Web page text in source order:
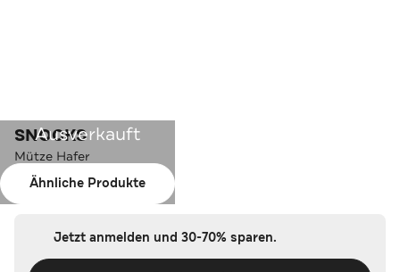
Ausverkauft
Ähnliche Produkte
SNOCKS
Mütze Hafer
Farbe:Hafer
Jetzt anmelden und 30-70% sparen.